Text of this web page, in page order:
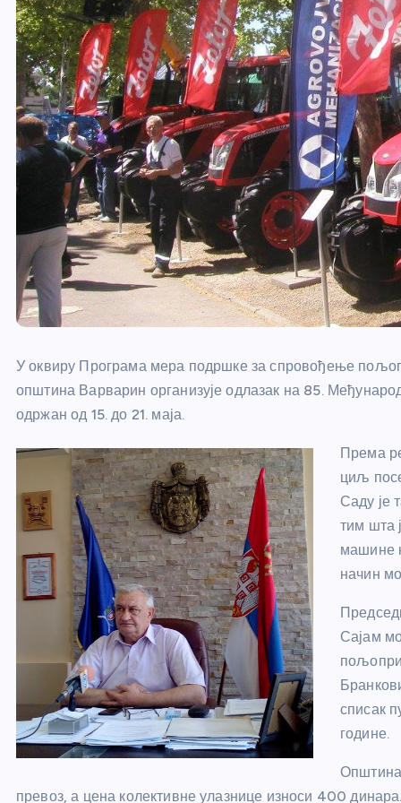
У оквиру Програма мера подршке за спровођење
општина Варварин организује одлазак на 85.
одржан од 15. до 21. маја.
Према
циљ
Саду је
тим шта
машине
начин
Сајам
списак
године.
Општина
превоз, а цена колективне улазнице износи 400